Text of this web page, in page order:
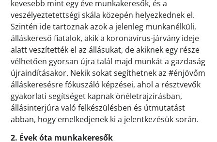
kevesebb mint egy éve munkakeresők, és a
veszélyeztetettségi skála közepén helyezkednek el.
Szintén ide tartoznak azok a jelenleg munkanélküli,
álláskereső fiatalok, akik a koronavírus-járvány ideje
alatt veszítették el az állásukat, de akiknek egy része
vélhetően gyorsan újra talál majd munkát a gazdaság
újraindításakor. Nekik sokat segíthetnek az #énjövőm
álláskeresésre fókuszáló képzései, ahol a résztvevők
gyakorlati segítséget kapnak önéletrajzírásban,
állásinterjúra való felkészülésben és útmutatást
abban, hogy emelkedjenek ki a jelentkezésük során.
2. Évek óta munkakeresők